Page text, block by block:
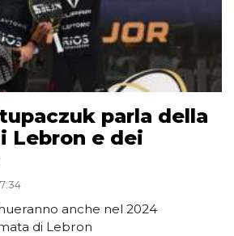
parla della
Lebron e dei
anche nel 2024
di Lebron